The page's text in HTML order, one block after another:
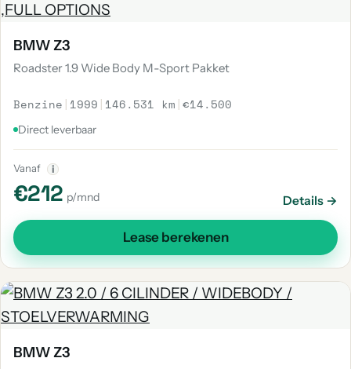
BMW Z3
Roadster 1.9 Wide Body M-Sport Pakket
Benzine | 1999 | 146.531 km |€14.500
Direct leverbaar
Vanaf i
€212 p/mnd Details →
Lease berekenen
BMW Z3